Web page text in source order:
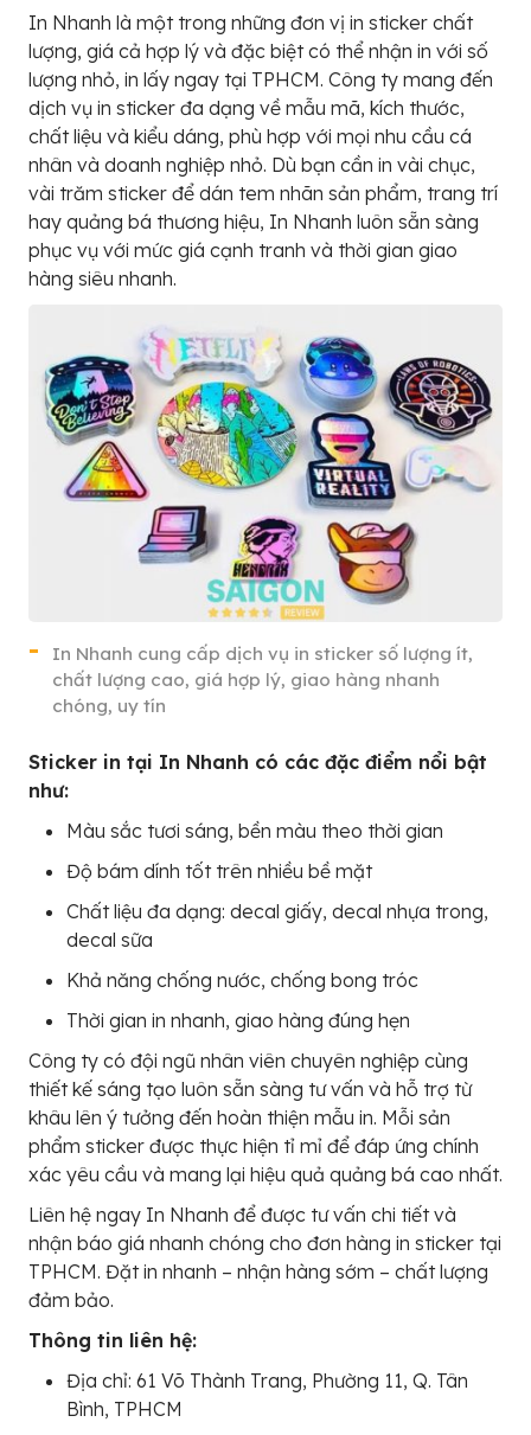
In Nhanh là một trong những đơn vị in sticker chất
lượng, giá cả hợp lý và đặc biệt có thể nhận in với số
lượng nhỏ, in lấy ngay tại TPHCM. Công ty mang đến
dịch vụ in sticker đa dạng về mẫu mã, kích thước,
chất liệu và kiểu dáng, phù hợp với mọi nhu cầu cá
nhân và doanh nghiệp nhỏ. Dù bạn cần in vài chục,
vài trăm sticker để dán tem nhãn sản phẩm, trang trí
hay quảng bá thương hiệu, In Nhanh luôn sẵn sàng
phục vụ với mức giá cạnh tranh và thời gian giao
hàng siêu nhanh.
In Nhanh cung cấp dịch vụ in sticker số lượng ít,
chất lượng cao, giá hợp lý, giao hàng nhanh
chóng, uy tín
Sticker in tại In Nhanh có các đặc điểm nổi bật
như:
Màu sắc tươi sáng, bền màu theo thời gian
Độ bám dính tốt trên nhiều bề mặt
Chất liệu đa dạng: decal giấy, decal nhựa trong,
decal sữa
Khả năng chống nước, chống bong tróc
Thời gian in nhanh, giao hàng đúng hẹn
Công ty có đội ngũ nhân viên chuyên nghiệp cùng
thiết kế sáng tạo luôn sẵn sàng tư vấn và hỗ trợ từ
khâu lên ý tưởng đến hoàn thiện mẫu in. Mỗi sản
phẩm sticker được thực hiện tỉ mỉ để đáp ứng chính
xác yêu cầu và mang lại hiệu quả quảng bá cao nhất.
Liên hệ ngay In Nhanh để được tư vấn chi tiết và
nhận báo giá nhanh chóng cho đơn hàng in sticker tại
TPHCM. Đặt in nhanh – nhận hàng sớm – chất lượng
đảm bảo.
Thông tin liên hệ:
Địa chỉ: 61 Võ Thành Trang, Phường 11, Q. Tân
Bình, TPHCM